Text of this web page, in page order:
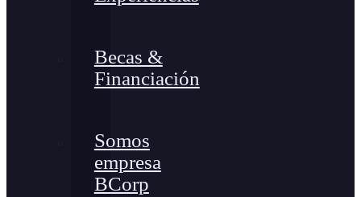
Becas &
Financiación
Somos
empresa
BCorp